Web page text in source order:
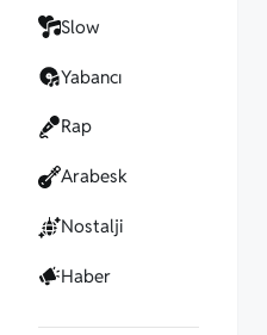
Slow
Yabancı
Rap
Arabesk
Nostalji
Haber